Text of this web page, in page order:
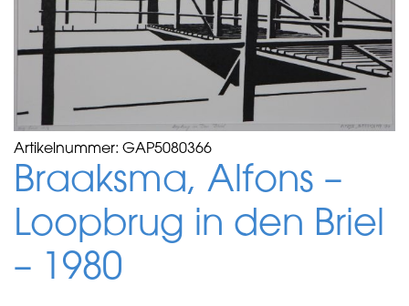
Artikelnummer: GAP5080366
Braaksma, Alfons –
Loopbrug in den Briel
– 1980